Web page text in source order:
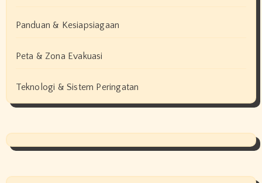
Panduan & Kesiapsiagaan
Peta & Zona Evakuasi
Teknologi & Sistem Peringatan